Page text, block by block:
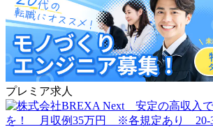
プレミア求人